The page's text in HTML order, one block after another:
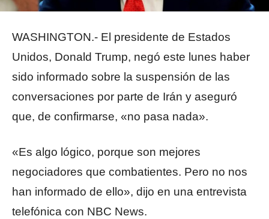
WASHINGTON.- El presidente de Estados
Unidos, Donald Trump, negó este lunes haber
sido informado sobre la suspensión de las
conversaciones por parte de Irán y aseguró
que, de confirmarse, «no pasa nada».
«Es algo lógico, porque son mejores
negociadores que combatientes. Pero no nos
han informado de ello», dijo en una entrevista
telefónica con NBC News.